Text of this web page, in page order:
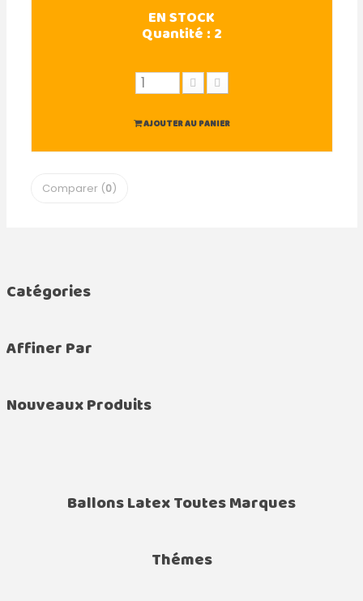
EN STOCK
Quantité :2
AJOUTER AU PANIER
Comparer (0)
Catégories
Affiner Par
Nouveaux Produits
Ballons Latex Toutes Marques
Thémes